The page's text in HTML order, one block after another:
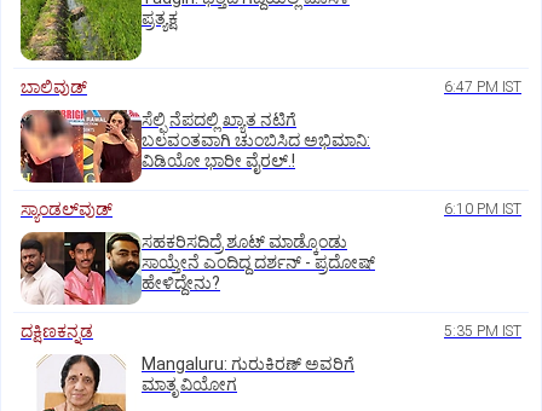
ಪ್ರತ್ಯಕ್ಷ
ಬಾಲಿವುಡ್‌ 6:47 PM IST
ಸೆಲ್ಫಿ ನೆಪದಲ್ಲಿ ಖ್ಯಾತ ನಟಿಗೆ
ಬಲವಂತವಾಗಿ ಚುಂಬಿಸಿದ ಅಭಿಮಾನಿ:
ವಿಡಿಯೋ ಭಾರೀ ವೈರಲ್.!
ಸ್ಯಾಂಡಲ್‌ವುಡ್‌ 6:10 PM IST
ಸಹಕರಿಸದಿದ್ರೆ ಶೂಟ್‌ ಮಾಡ್ಕೊಂಡು
ಸಾಯ್ತೇನೆ ಎಂದಿದ್ದ ದರ್ಶನ್‌ - ಪ್ರದೋಷ್‌
ಹೇಳಿದ್ದೇನು?
ದಕ್ಷಿಣಕನ್ನಡ 5:35 PM IST
Mangaluru: ಗುರುಕಿರಣ್ ಅವರಿಗೆ
ಮಾತೃ ವಿಯೋಗ